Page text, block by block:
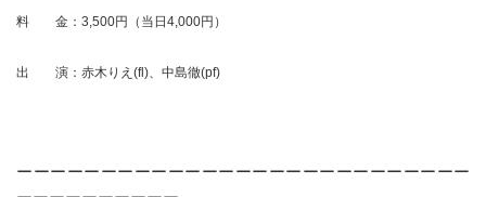
料 金：3,500円（当日4,000円）
出 演：赤木りえ(fl)、中島徹(pf)
ーーーーーーーーーーーーーーーーーーーーーーーーーーー